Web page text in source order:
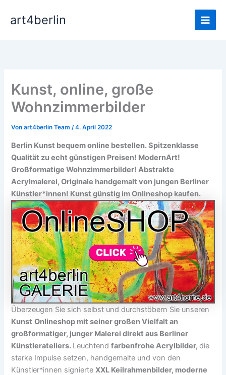
Inhaltart4berlin
Main
Kunst, online, große
Wohnzimmerbilder
Vonart4berlin Team/4. April 2022
Berlin Kunst bequem online bestellen. Spitzenklasse
Qualität zu echt günstigen Preisen! ModernArt!
Großformatige Wohnzimmerbilder! Abstrakte
Acrylmalerei, Originale handgemalt von jungen Berliner
Künstler*innen! Kunst günstig im Onlineshop kaufen.
Überzeugen Sie sich selbst und durchstöbern Sie unseren
Kunst Onlineshop mit seiner großen Vielfalt an
großformatiger, junger Malerei direkt aus Berliner
Künstlerateliers. Leuchtendfarbenfrohe Acrylbilder,die
starke Impulse setzen, handgemalte und von den
Künstler*innen signierteXXL Keilrahmenbilder, moderne